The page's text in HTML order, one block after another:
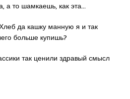
а то шамкаешь, как эта…
да кашку манную я и так
больше купишь?
так ценили здравый смысл